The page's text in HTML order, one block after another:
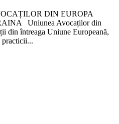
DIN EUROPA
Uniunea Avocaților din
din întreaga Uniune Europeană,
practicii...